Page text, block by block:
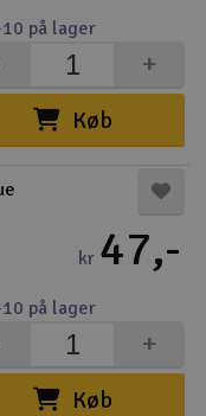
Køb
+
på lager
kr 47,-
Køb
+
på lager